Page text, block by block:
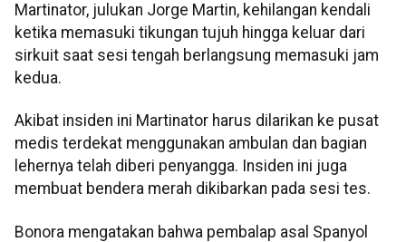
Martinator, julukan Jorge Martin, kehilangan kendali
ketika memasuki tikungan tujuh hingga keluar dari
sirkuit saat sesi tengah berlangsung memasuki jam
kedua.
Akibat insiden ini Martinator harus dilarikan ke pusat
medis terdekat menggunakan ambulan dan bagian
lehernya telah diberi penyangga. Insiden ini juga
membuat bendera merah dikibarkan pada sesi tes.
Bonora mengatakan bahwa pembalap asal Spanyol